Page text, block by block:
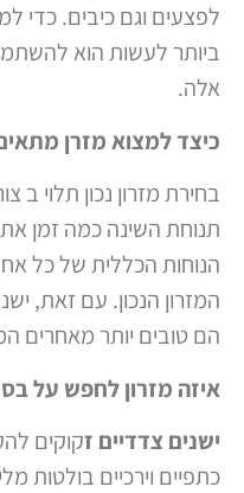
לפצעים וגם כיבים. כדי
ביותר לעשות הוא להשתמש
אלה.
כיצד למצוא מזרן
בחירת מזרון נכון תלוי ב
תנוחת השינה כמה זמן
הנוחות הכללית של כל אחד
המזרון הנכון. עם זאת,
הם טובים יותר מאחרים
איזה מזרון לחפש על
ישנים צדדיים זקוקים
כתפיים וירכיים בולטות